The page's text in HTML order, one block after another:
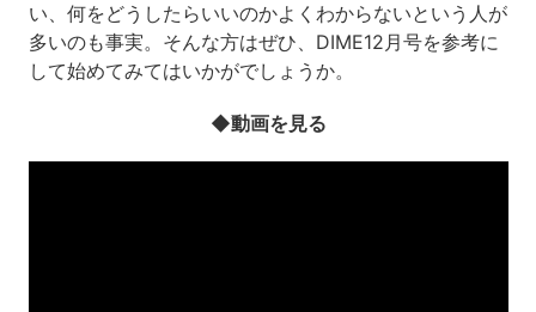
い、何をどうしたらいいのかよくわからないという人が
多いのも事実。そんな方はぜひ、DIME12月号を参考に
して始めてみてはいかがでしょうか。
◆動画を見る